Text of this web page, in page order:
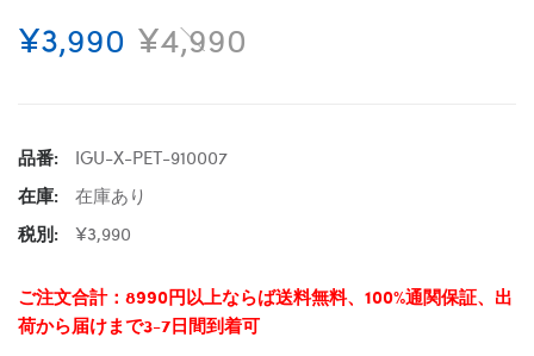
¥3,990 ¥4,990
品番:
IGU-X-PET-910007
在庫:
在庫あり
税別:
¥3,990
ご注文合計：8990円以上ならば送料無料、100%通関保証、出
荷から届けまで3-7日間到着可